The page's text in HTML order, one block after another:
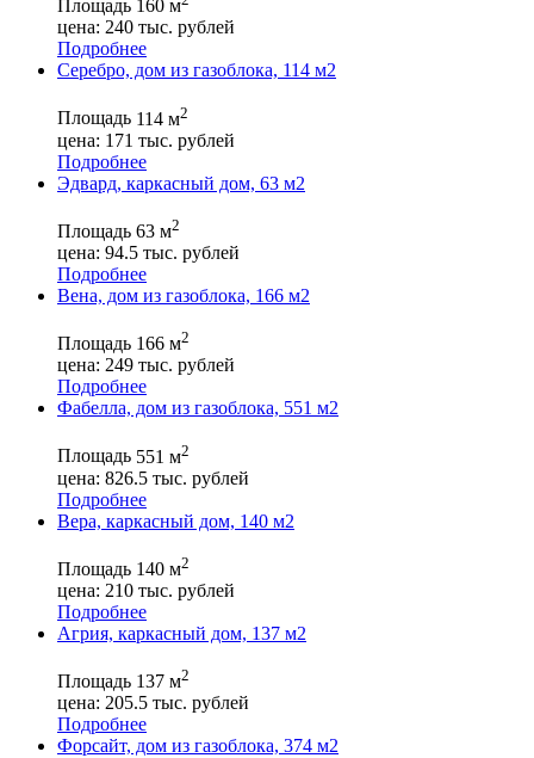
Площадь 160 м
цена: 240 тыс. рублей
Подробнее
Серебро, дом из газоблока, 114 м2
Площадь 114 м2
цена: 171 тыс. рублей
Подробнее
Эдвард, каркасный дом, 63 м2
Площадь 63 м2
цена: 94.5 тыс. рублей
Подробнее
Вена, дом из газоблока, 166 м2
Площадь 166 м2
цена: 249 тыс. рублей
Подробнее
Фабелла, дом из газоблока, 551 м2
Площадь 551 м2
цена: 826.5 тыс. рублей
Подробнее
Вера, каркасный дом, 140 м2
Площадь 140 м2
цена: 210 тыс. рублей
Подробнее
Агрия, каркасный дом, 137 м2
Площадь 137 м2
цена: 205.5 тыс. рублей
Подробнее
Форсайт, дом из газоблока, 374 м2